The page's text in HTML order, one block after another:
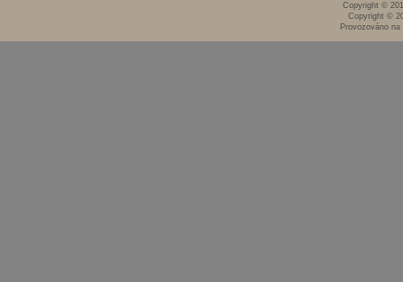
Copyright ©
Copyright ©
Provozováno